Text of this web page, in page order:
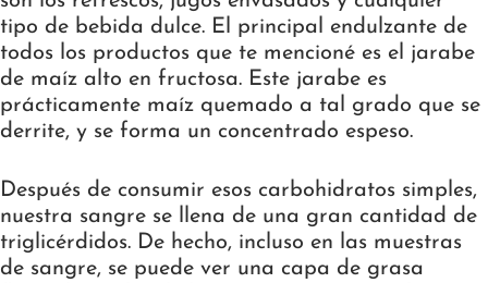
tipo de bebida dulce. El principal endulzante de
todos los productos que te mencioné es el jarabe
de maíz alto en fructosa. Este jarabe es
prácticamente maíz quemado a tal grado que se
derrite, y se forma un concentrado espeso.
Después de consumir esos carbohidratos simples,
nuestra sangre se llena de una gran cantidad de
triglicérdidos. De hecho, incluso en las muestras
de sangre, se puede ver una capa de grasa